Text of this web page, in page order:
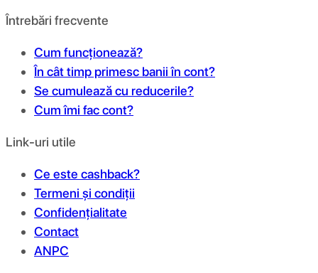
Întrebări frecvente
Cum funcționează?
În cât timp primesc banii în cont?
Se cumulează cu reducerile?
Cum îmi fac cont?
Link-uri utile
Ce este cashback?
Termeni și condiții
Confidențialitate
Contact
ANPC